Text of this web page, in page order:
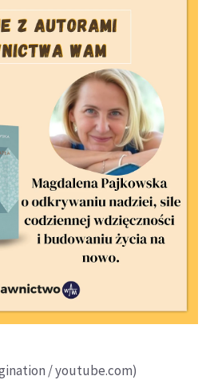
/ youtube.com)